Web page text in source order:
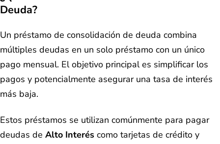
Deuda?
Un préstamo de consolidación de deuda combina
múltiples deudas en un solo préstamo con un único
pago mensual. El objetivo principal es simplificar los
pagos y potencialmente asegurar una tasa de interés
más baja.
Estos préstamos se utilizan comúnmente para pagar
deudas de Alto Interés como tarjetas de crédito y